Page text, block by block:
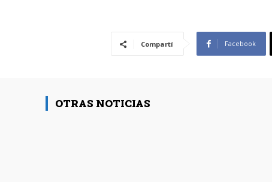
Compartí Facebook
OTRAS NOTICIAS